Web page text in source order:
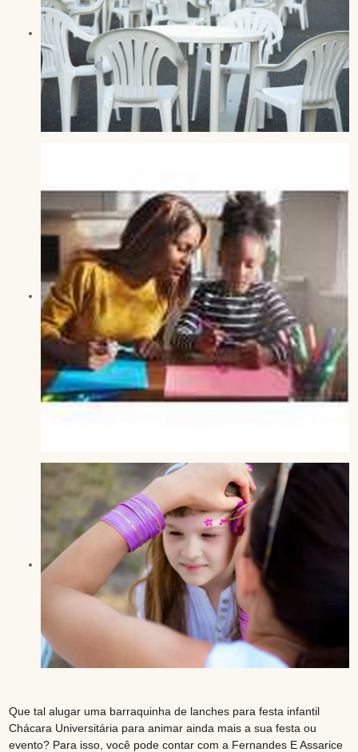
Que tal alugar uma barraquinha de lanches para festa infantil
Chácara Universitária para animar ainda mais a sua festa ou
evento? Para isso, você pode contar com a Fernandes E Assarice